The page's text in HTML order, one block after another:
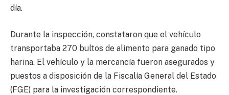
día.
Durante la inspección, constataron que el vehículo
transportaba 270 bultos de alimento para ganado tipo
harina. El vehículo y la mercancía fueron asegurados y
puestos a disposición de la Fiscalía General del Estado
(FGE) para la investigación correspondiente.